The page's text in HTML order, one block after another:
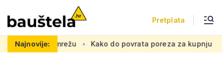
Pretplata
Najnovije:mrežu Kako do povrata poreza za kupnju prve